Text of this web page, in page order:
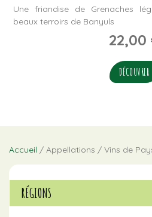
Une friandise de Grenaches
beaux terroirs de Banyuls
22,00
DÉCOUVRIR
Accueil / Appellations / Vins de
RÉGIONS